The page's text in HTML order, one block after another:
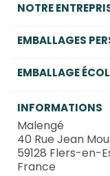
NOTRE
EMBALLAGES
EMBALLAGE
INFORMATIONS
Malengé
40 Rue Jean
59128 Flers-en-
France